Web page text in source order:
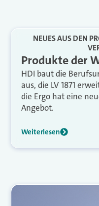
NEUES AUS DEN
Produkte der
HDI baut die
aus, die LV 1871
die Ergo hat eine
Angebot.
Weiterlesen